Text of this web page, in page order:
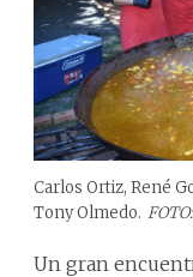
Carlos Ortiz, René
Tony Olmedo.
Un gran